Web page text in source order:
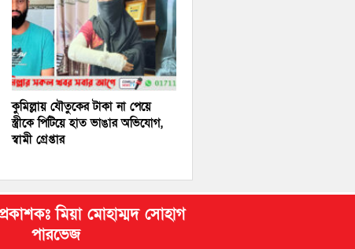
কুমিল্লায় যৌতুকের টাকা না পেয়ে
স্ত্রীকে পিটিয়ে হাত ভাঙার অভিযোগ,
স্বামী গ্রেপ্তার
মিয়া মোহাম্মদ সোহাগ
পারভেজ